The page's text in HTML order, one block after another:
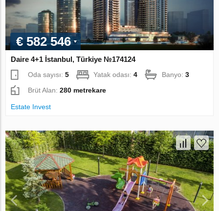
€ 582 546
Daire 4+1 İstanbul, Türkiye №174124
Oda sayısı:5 Yatak odası:4 Banyo:3
Brüt Alan:280 metrekare
Estate Invest